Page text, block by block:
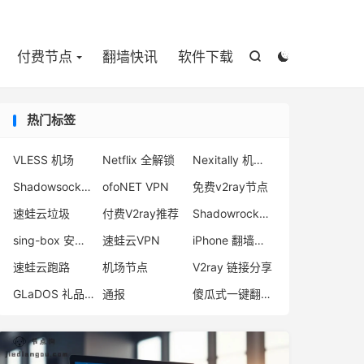


付费节点 翻墙快讯 软件下载
热门标签
VLESS 机场 Netflix 全解锁
Nexitally 机场注册
Shadowsocks V2ray 区别
ofoNET VPN
免费v2ray节点
速蛙云垃圾
付费V2ray推荐
Shadowrocket 小火箭
sing-box 安卓配置
速蛙云VPN
iPhone 翻墙软件
速蛙云跑路
机场节点
V2ray 链接分享
GLaDOS 礼品码
通报 傻瓜式一键翻墙VPN客户端